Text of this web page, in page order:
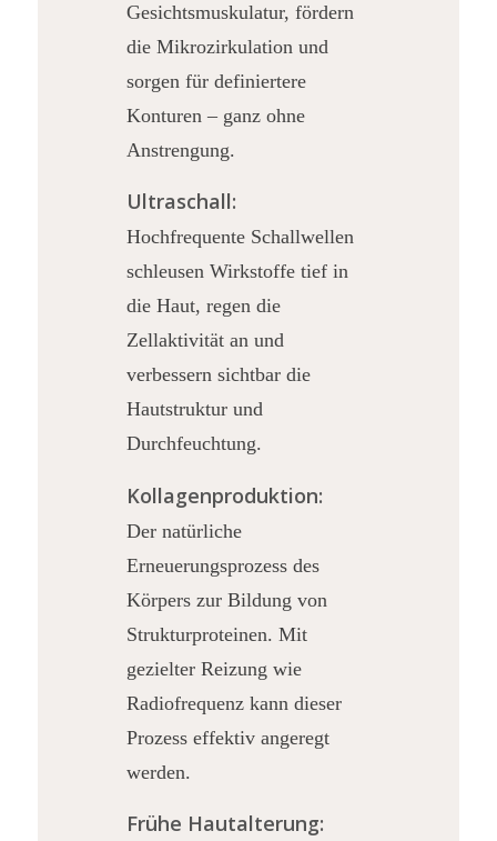
Gesichtsmuskulatur, fördern
die Mikrozirkulation und
sorgen für definiertere
Konturen – ganz ohne
Anstrengung.
Ultraschall:
Hochfrequente Schallwellen
schleusen Wirkstoffe tief in
die Haut, regen die
Zellaktivität an und
verbessern sichtbar die
Hautstruktur und
Durchfeuchtung.
Kollagenproduktion:
Der natürliche
Erneuerungsprozess des
Körpers zur Bildung von
Strukturproteinen. Mit
gezielter Reizung wie
Radiofrequenz kann dieser
Prozess effektiv angeregt
werden.
Frühe Hautalterung: